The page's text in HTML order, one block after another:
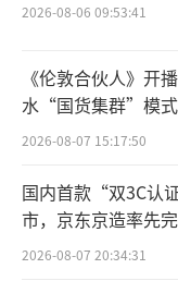
囊获潜
疗特应性皮炎
NM26是一
的同类首创双
床。强生在一
相比，NM26
者未满足的关键
2026-08-06 09:53:41
《伦敦合伙人》开
水“国货集群”模
向种草
2026-08-07 15:17:50
国内首款“双3C认
市，京东京造率先
2026-08-07 20:34:31